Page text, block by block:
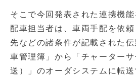
そこで今回発表された連携機能
配車担当者は、車両手配を依
先などの諸条件が記載された
車管理簿」から「チャーター
送）」のオーダシステムに転